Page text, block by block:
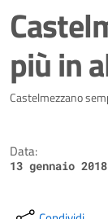
più in
Dettagli
Castelmezzano
Data:
13 gennaio 2018